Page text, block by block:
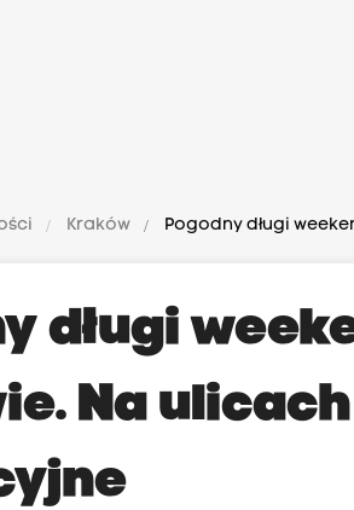
Kraków Pogodny długi
długi
Na